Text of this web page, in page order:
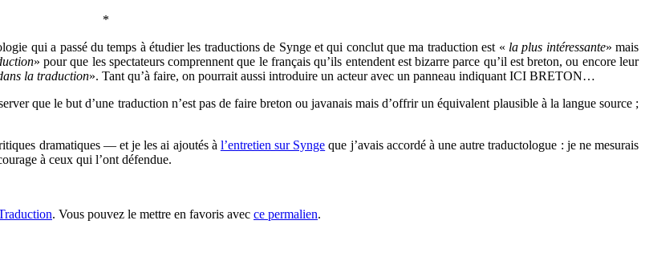
*
qui a passé du temps à étudier les traductions de Synge et qui conclut que ma traduction est « la plus intéressante» mais
» pour que les spectateurs comprennent que le français qu’ils entendent est bizarre parce qu’il est breton, ou encore leur
la traduction». Tant qu’à faire, on pourrait aussi introduire un acteur avec un panneau indiquant ICI BRETON…
que le but d’une traduction n’est pas de faire breton ou javanais mais d’offrir un équivalent plausible à la langue source ;
dramatiques — et je les ai ajoutés à l’entretien sur Synge que j’avais accordé à une autre traductologue : je ne mesurais
à ceux qui l’ont défendue.
. Vous pouvez le mettre en favoris avec ce permalien.